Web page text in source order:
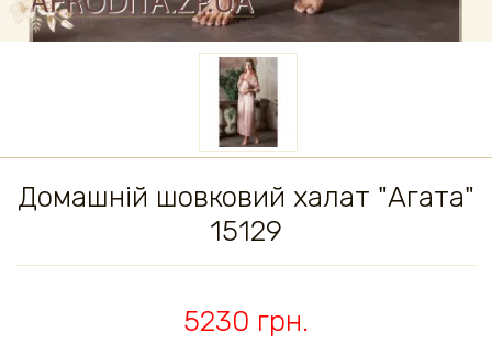
Домашній шовковий халат "Агата"
15129
5230 грн.